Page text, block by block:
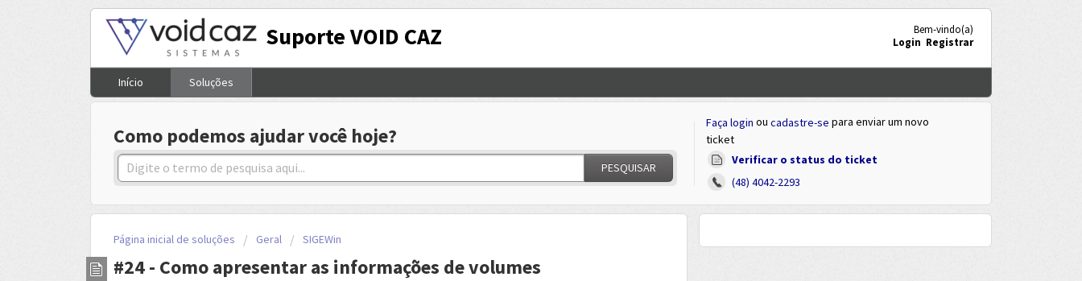
Suporte VOID CAZ
Bem-vindo(a)
Login Registrar
Início Soluções
Como podemos ajudar você hoje?
PESQUISAR
Faça login ou cadastre-se para enviar um novo
ticket
Verificar o status do ticket
(48) 4042-2293
Página inicial de soluções Geral SIGEWin
#24 - Como apresentar as informações de volumes